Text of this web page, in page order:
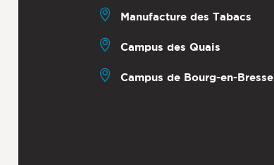
Manufacture des Tabacs
Campus des Quais
Campus de Bourg-en-Bresse